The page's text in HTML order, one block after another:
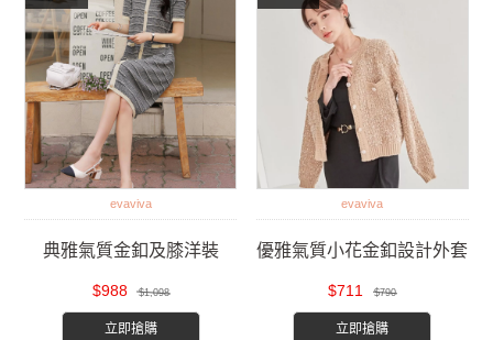
evaviva
典雅氣質金釦及膝洋裝
$988 $1,098
立即搶購
evaviva
優雅氣質小花金釦設計外套
$711 $790
立即搶購